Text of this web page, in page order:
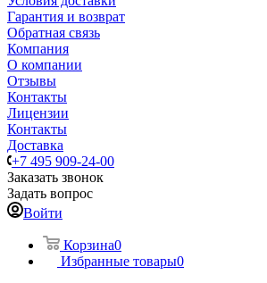
Гарантия и возврат
Обратная связь
Компания
О компании
Отзывы
Контакты
Лицензии
Контакты
Доставка
+7 495 909-24-00
Заказать звонок
Задать вопрос
Войти
Корзина0
Избранные товары0